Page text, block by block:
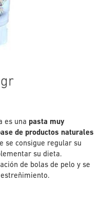
es una pasta muy
de productos naturales
se consigue regular su
su dieta.
de bolas de pelo y se